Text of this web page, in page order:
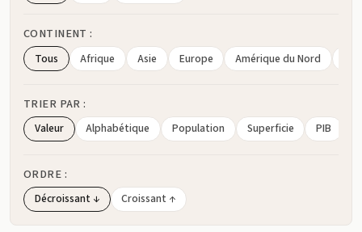
CONTINENT :
Tous Afrique Asie Europe Amérique du Nord
TRIER PAR :
Valeur Alphabétique Population Superficie PIB
ORDRE :
Décroissant ↓ Croissant ↑